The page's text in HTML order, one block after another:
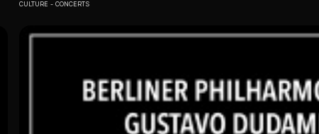
CULTURE CONCERTS